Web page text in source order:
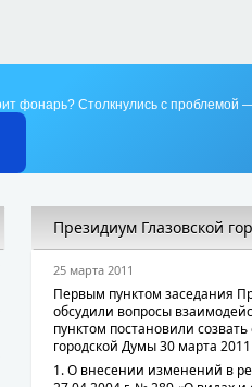
фонарь? Столкнулись с проблемой
Президиум Глазовской
25 марта 2011
Первым пунктом заседания
обсудили вопросы
пунктом постановили
городской Думы 30 марта
1. О внесении изменений в